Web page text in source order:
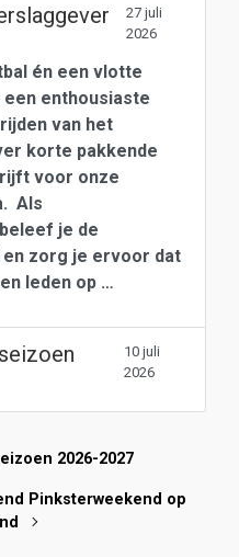
27 juli
2026
én een vlotte
een enthousiaste
van het
korte pakkende
voor onze
Als
je de
zorg je ervoor dat
leden op …
10 juli
2026
2026-2027
Pinksterweekend op